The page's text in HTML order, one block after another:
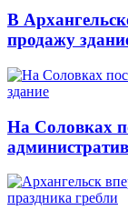
В
продажу
На Соловках